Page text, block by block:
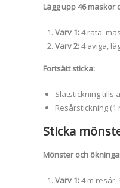
Lägg upp 46 maskor
Varv 1:4 räta,
Varv 2:4 aviga,
Fortsätt sticka:
Slätstickning tills
Resårstickning (1
Sticka
Mönster och
Varv 1:4 m resår,